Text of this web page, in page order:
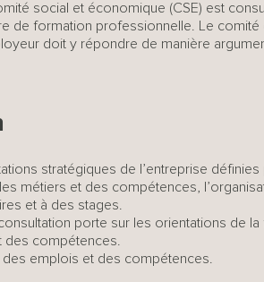
social et économique (CSE) est
de formation professionnelle. Le
doit y répondre de manière
stratégiques de l’entreprise
métiers et des compétences,
et à des stages.
porte sur les orientations de
des compétences.
emplois et des compétences.